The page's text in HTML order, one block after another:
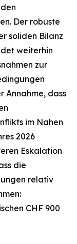
Der robuste
soliden Bilanz
weiterhin
zur
Annahme, dass
im Nahen
2026
Eskalation
die
relativ
CHF 900